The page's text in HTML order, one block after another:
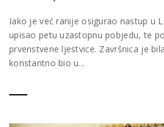
Iako je već ranije osigurao nastup u
upisao petu uzastopnu pobjedu, te
prvenstvene ljestvice. Završnica je
konstantno bio u...